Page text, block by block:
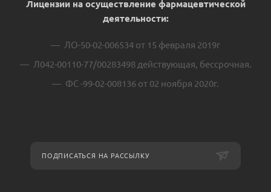
Лицензии на осуществление фармацевтической
деятельности:
ЛО-50-02-006534 от 15 февраля 2019г
Л042-00110-77/00283498 действующая, бессрочная.
ФС -99-02-008136 от 02 ноября 2020г.
ПОДПИСАТЬСЯ НА РАССЫЛКУ